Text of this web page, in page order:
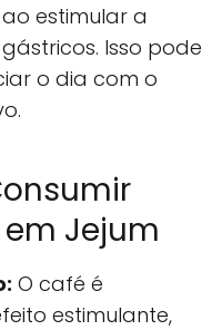
estimular a
Isso pode
o dia com o
Jejum
O café é
estimulante,